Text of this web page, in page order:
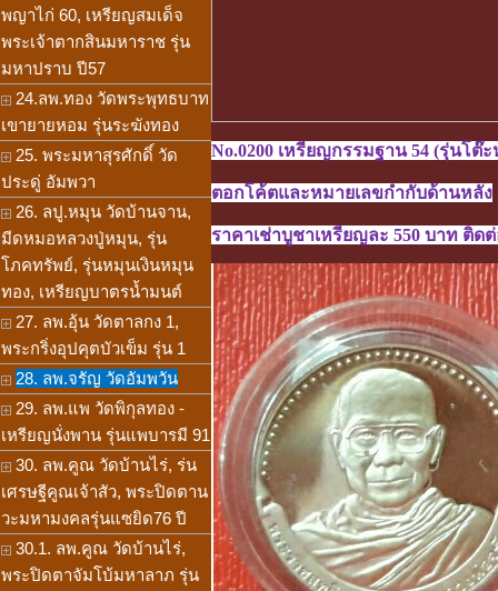
พญาไก่ 60, เหรียญสมเด็จ
พระเจ้าตากสินมหาราช รุ่น
มหาปราบ ปี57
24.ลพ.ทอง วัดพระพุทธบาท
เขายายหอม รุ่นระฆังทอง
25. พระมหาสุรศักดิ์ วัด
ประดู่ อัมพวา
26. ลปู.หมุน วัดบ้านจาน,
มีดหมอหลวงปู่หมุน, รุ่น
โภคทรัพย์, รุ่นหมุนเงินหมุน
ทอง, เหรียญบาตรน้ำมนต์
27. ลพ.อุ้น วัดตาลกง 1,
พระกริ่งอุปคุตบัวเข็ม รุ่น 1
28. ลพ.จรัญ วัดอัมพวัน
29. ลพ.แพ วัดพิกุลทอง -
เหรียญนั่งพาน รุ่นแพบารมี 91
30. ลพ.คูณ วัดบ้านไร่, ร่น
เศรษฐีคูณเจ้าสัว, พระปิดตาน
วะมหามงคลรุ่นแซยิด76 ปี
30.1. ลพ.คูณ วัดบ้านไร่,
พระปิดตาจัมโบ้มหาลาภ รุ่น
No.0200 เหรียญกรรมฐาน 54 (รุ่นโ
ตอกโค้ตและหมายเลขกำกับด้านหลัง
ราคาเช่าบูชาเหรียญละ 550 บาท ติด